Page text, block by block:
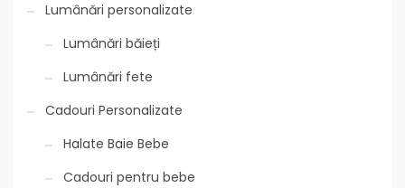
Lumânări personalizate
Lumânări băieți
Lumânări fete
Cadouri Personalizate
Halate Baie Bebe
Cadouri pentru bebe